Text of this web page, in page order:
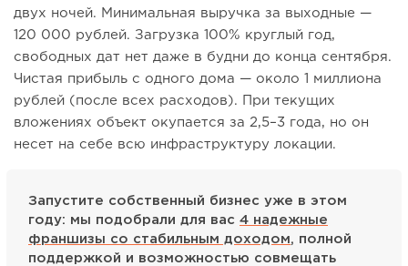
двух ночей. Минимальная выручка за выходные —
120 000 рублей. Загрузка 100% круглый год,
свободных дат нет даже в будни до конца сентября.
Чистая прибыль с одного дома — около 1 миллиона
рублей (после всех расходов). При текущих
вложениях объект окупается за 2,5–3 года, но он
несет на себе всю инфраструктуру локации.
Запустите собственный бизнес уже в этом
году: мы подобрали для вас 4 надежные
франшизы со стабильным доходом, полной
поддержкой и возможностью совмещать